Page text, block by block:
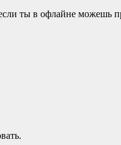
ты в офлайне можешь